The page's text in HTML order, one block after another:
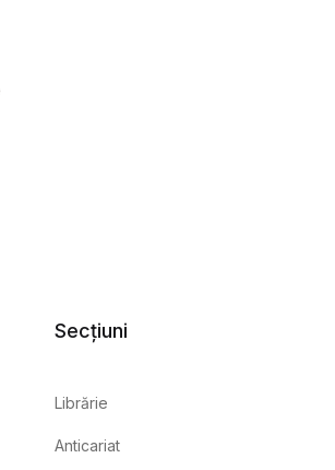
Secțiuni
Librărie
Anticariat